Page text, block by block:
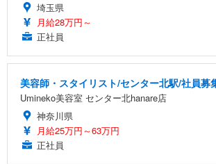
埼玉県
月給28万円～
正社員
美容師・スタイリスト/センター北駅/社員募
Umineko美容室 センター北hanare店
神奈川県
月給25万円～63万円
正社員